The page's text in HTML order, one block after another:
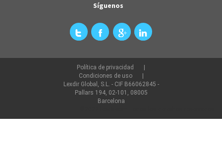
Síguenos
Política de privacidad
Condiciones de uso
Lexdir Global, S.L. - CIF B66062845 -
Pallars 194, 02-101, 08005
Barcelona